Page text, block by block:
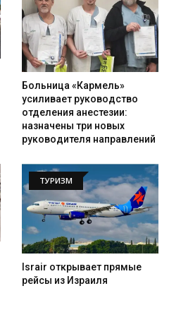
Больница «Кармель»
усиливает руководство
отделения анестезии:
назначены три новых
руководителя направлений
ТУРИЗМ
Israir открывает прямые
рейсы из Израиля